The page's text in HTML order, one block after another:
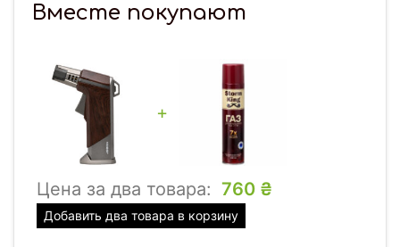
Вместе покупают
+
Цена за два товара: 760 ₴
Добавить два товара в корзину